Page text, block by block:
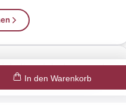
In den Warenkorb